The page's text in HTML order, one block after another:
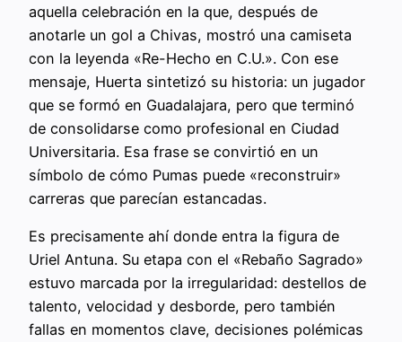
aquella celebración en la que, después de
anotarle un gol a Chivas, mostró una camiseta
con la leyenda «Re-Hecho en C.U.». Con ese
mensaje, Huerta sintetizó su historia: un jugador
que se formó en Guadalajara, pero que terminó
de consolidarse como profesional en Ciudad
Universitaria. Esa frase se convirtió en un
símbolo de cómo Pumas puede «reconstruir»
carreras que parecían estancadas.
Es precisamente ahí donde entra la figura de
Uriel Antuna. Su etapa con el «Rebaño Sagrado»
estuvo marcada por la irregularidad: destellos de
talento, velocidad y desborde, pero también
fallas en momentos clave, decisiones polémicas